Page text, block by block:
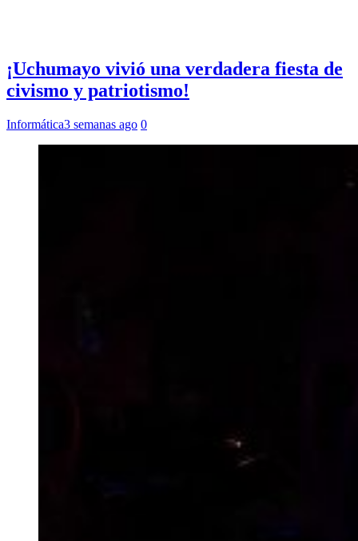
¡Uchumayo vivió una verdadera fiesta de
civismo y patriotismo!
Informática3 semanas ago 0